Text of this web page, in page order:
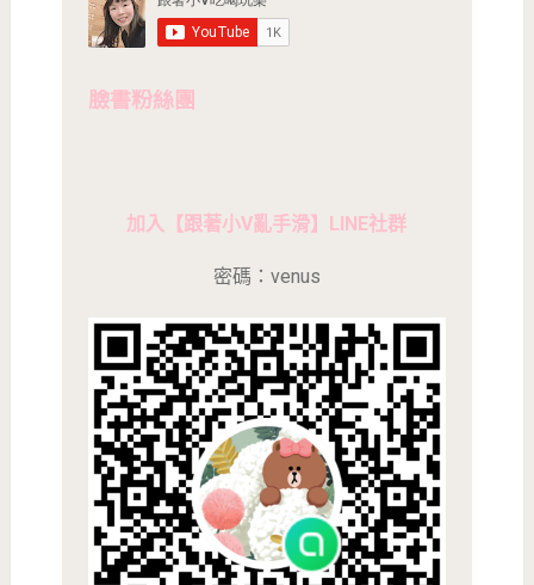
臉書粉絲團
加入【跟著小V亂手滑】LINE社群
密碼：venus